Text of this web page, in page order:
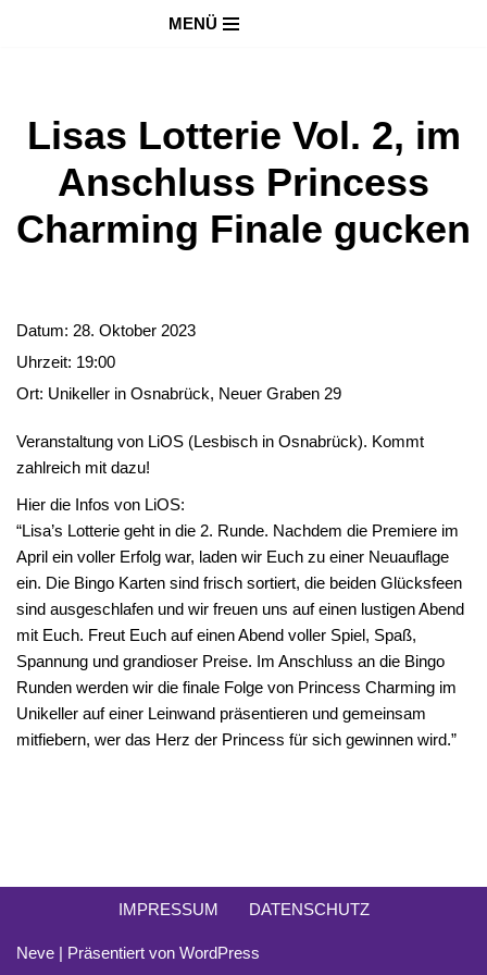
MENÜ
Lisas Lotterie Vol. 2, im
Anschluss Princess
Charming Finale gucken
Datum: 28. Oktober 2023
Uhrzeit: 19:00
Ort: Unikeller in Osnabrück, Neuer Graben 29
Veranstaltung von LiOS (Lesbisch in Osnabrück). Kommt
zahlreich mit dazu!
Hier die Infos von LiOS:
“Lisa’s Lotterie geht in die 2. Runde. Nachdem die Premiere im
April ein voller Erfolg war, laden wir Euch zu einer Neuauflage
ein. Die Bingo Karten sind frisch sortiert, die beiden Glücksfeen
sind ausgeschlafen und wir freuen uns auf einen lustigen Abend
mit Euch. Freut Euch auf einen Abend voller Spiel, Spaß,
Spannung und grandioser Preise. Im Anschluss an die Bingo
Runden werden wir die finale Folge von Princess Charming im
Unikeller auf einer Leinwand präsentieren und gemeinsam
mitfiebern, wer das Herz der Princess für sich gewinnen wird.”
IMPRESSUM DATENSCHUTZ
Neve | Präsentiert von WordPress